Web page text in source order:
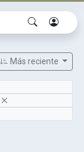
Más reciente